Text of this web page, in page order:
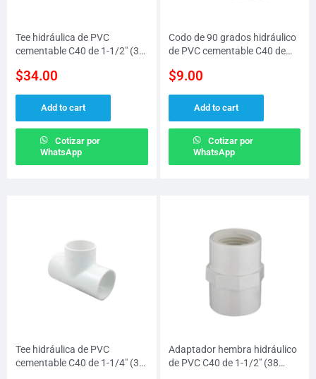
Tee hidráulica de PVC
cementable C40 de 1-1/2″ (38
$34.00
Add to cart
Cotizar por
WhatsApp
Codo de 90 grados hidráulico
de PVC cementable C40 de
$9.00
Add to cart
Cotizar por
WhatsApp
Tee hidráulica de PVC
cementable C40 de 1-1/4″ (32
Adaptador hembra hidráulico
de PVC C40 de 1-1/2″ (38